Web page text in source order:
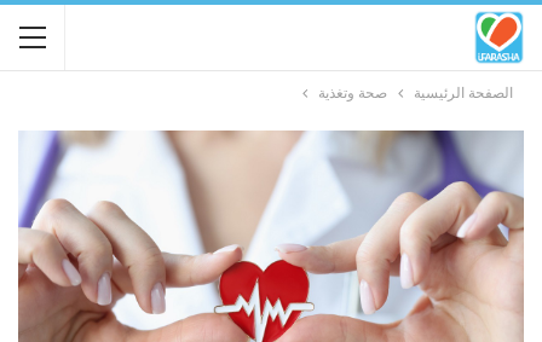
الصفحة الرئيسية صحة وتغذية